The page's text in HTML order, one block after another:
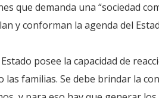
que demanda una “sociedad
y conforman la agenda del
posee la capacidad de
las familias. Se debe brindar la